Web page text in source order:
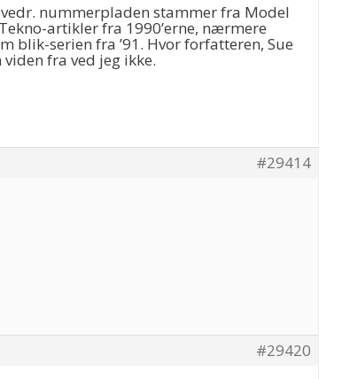
nummerpladen stammer fra Model
artikler fra 1990’erne, nærmere
blik-serien fra ’91. Hvor forfatteren, Sue
fra ved jeg ikke.
#29414
#29420